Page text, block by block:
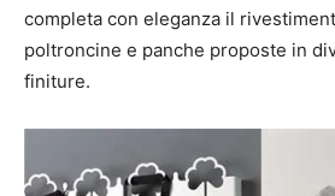
completa con eleganza il
poltroncine e panche proposte in
finiture.